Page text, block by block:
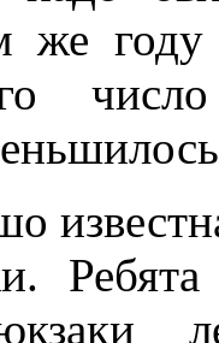
же